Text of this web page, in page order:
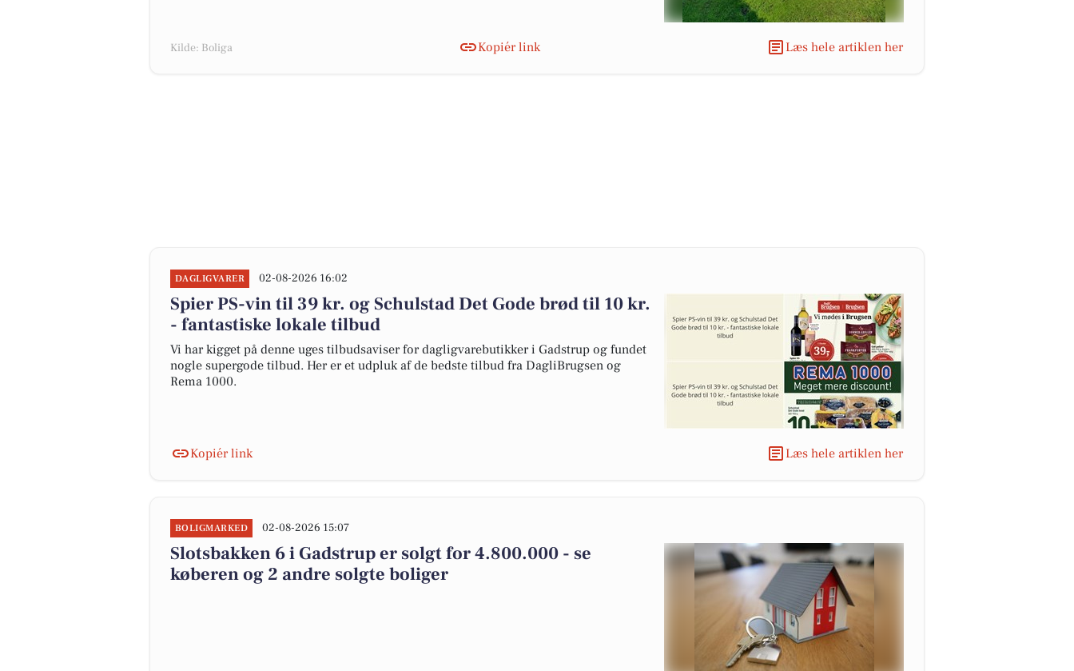
Kilde: Boliga Kopiér link Læs hele artiklen her
DAGLIGVARER 02-08-2026 16:02
Spier PS-vin til 39 kr. og Schulstad Det Gode brød til 10 kr.
- fantastiske lokale tilbud
Vi har kigget på denne uges tilbudsaviser for dagligvarebutikker i Gadstrup og fundet
nogle supergode tilbud. Her er et udpluk af de bedste tilbud fra DagliBrugsen og
Rema 1000.
Kopiér link Læs hele artiklen her
BOLIGMARKED 02-08-2026 15:07
Slotsbakken 6 i Gadstrup er solgt for 4.800.000 - se
køberen og 2 andre solgte boliger